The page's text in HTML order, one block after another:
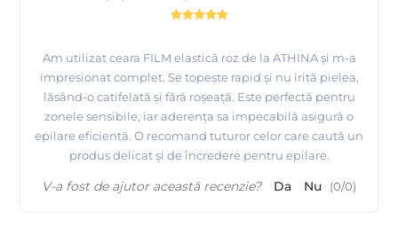
Am utilizat ceara FILM elastică roz de la ATHINA și m-a
impresionat complet. Se topește rapid și nu irită pielea,
lăsând-o catifelată și fără roșeață. Este perfectă pentru
zonele sensibile, iar aderența sa impecabilă asigură o
epilare eficientă. O recomand tuturor celor care caută un
produs delicat și de încredere pentru epilare.
V-a fost de ajutor această recenzie? Da Nu (0/0)